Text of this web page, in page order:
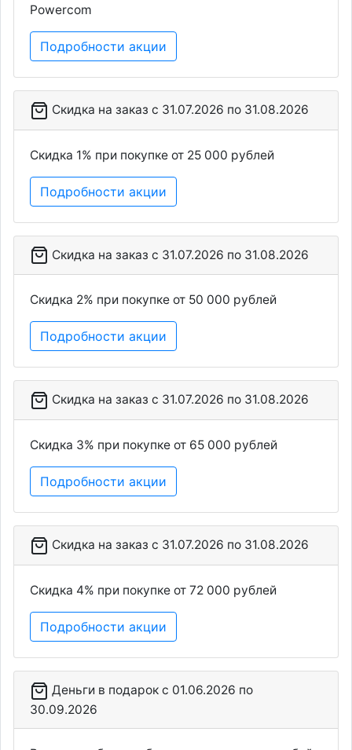
Powercom
Подробности акции
Скидка на заказ c 31.07.2026 по 31.08.2026
Скидка 1% при покупке от 25 000 рублей
Подробности акции
Скидка на заказ c 31.07.2026 по 31.08.2026
Скидка 2% при покупке от 50 000 рублей
Подробности акции
Скидка на заказ c 31.07.2026 по 31.08.2026
Скидка 3% при покупке от 65 000 рублей
Подробности акции
Скидка на заказ c 31.07.2026 по 31.08.2026
Скидка 4% при покупке от 72 000 рублей
Подробности акции
Деньги в подарок c 01.06.2026 по
30.09.2026